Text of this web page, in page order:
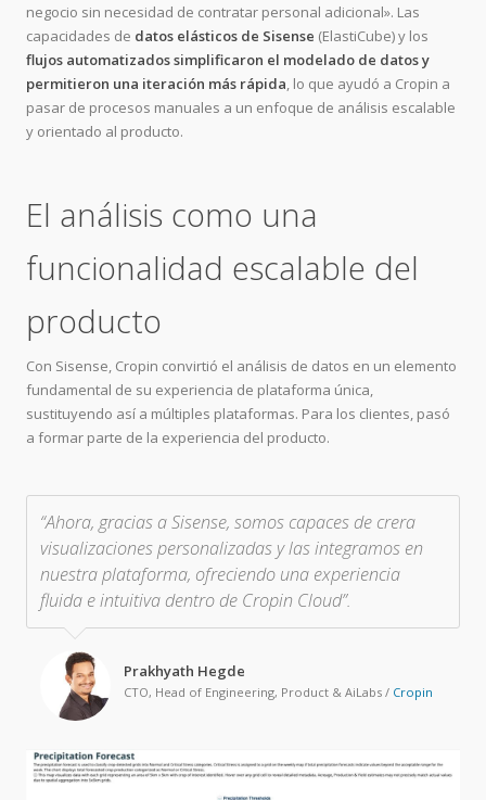
negocio sin necesidad de contratar personal adicional». Las
capacidades de datos elásticos de Sisense (ElastiCube) y los
flujos automatizados simplificaron el modelado de datos y
permitieron una iteración más rápida, lo que ayudó a Cropin a
pasar de procesos manuales a un enfoque de análisis escalable
y orientado al producto.
El análisis como una
funcionalidad escalable del
producto
Con Sisense, Cropin convirtió el análisis de datos en un elemento
fundamental de su experiencia de plataforma única,
sustituyendo así a múltiples plataformas. Para los clientes, pasó
a formar parte de la experiencia del producto.
“Ahora, gracias a Sisense, somos capaces de crera
visualizaciones personalizadas y las integramos en
nuestra plataforma, ofreciendo una experiencia
fluida e intuitiva dentro de Cropin Cloud”.
Prakhyath Hegde
CTO, Head of Engineering, Product & AiLabs / Cropin